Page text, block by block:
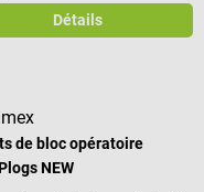
Détails
de bloc opératoire
NEW